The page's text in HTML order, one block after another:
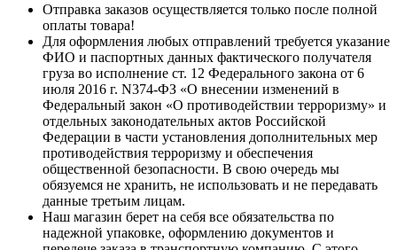
Отправка заказов осуществляется только после полной
оплаты товара!
Для оформления любых отправлений требуется указание
ФИО и паспортных данных фактического получателя
груза во исполнение ст. 12 Федерального закона от 6
июля 2016 г. N374-ФЗ «О внесении изменений в
Федеральный закон «О противодействии терроризму» и
отдельных законодательных актов Российской
Федерации в части установления дополнительных мер
противодействия терроризму и обеспечения
общественной безопасности. В свою очередь мы
обязуемся не хранить, не использовать и не передавать
данные третьим лицам.
Наш магазин берет на себя все обязательства по
надежной упаковке, оформлению документов и